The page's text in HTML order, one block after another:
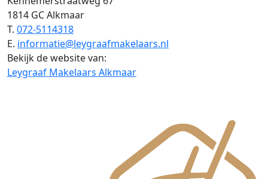
1814 GC Alkmaar
T. 072-5114318
E. informatie@leygraafmakelaars.nl
Bekijk de website van:
Leygraaf Makelaars Alkmaar